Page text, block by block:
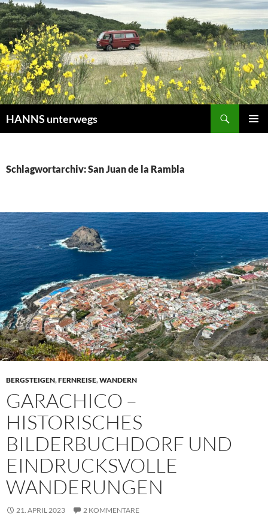
Zum
Inhalt
springen
HANNS unterwegs
Schlagwortarchiv: San Juan de la Rambla
BERGSTEIGEN,FERNREISE,WANDERN
GARACHICO –
HISTORISCHES
BILDERBUCHDORF UND
EINDRUCKSVOLLE
WANDERUNGEN
21. APRIL 2023 2 KOMMENTARE